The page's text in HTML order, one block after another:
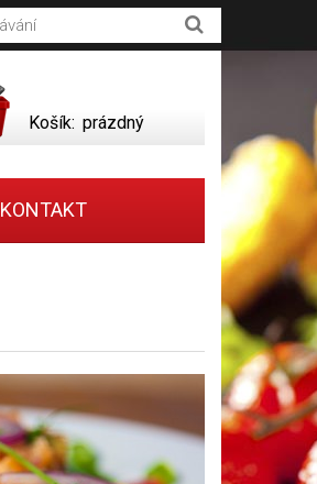
Košík: prázdný
KONTAKT